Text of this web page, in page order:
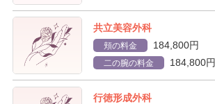
共立美容外科
頬の料金 184,800円
二の腕の料金 184,800円
行徳形成外科